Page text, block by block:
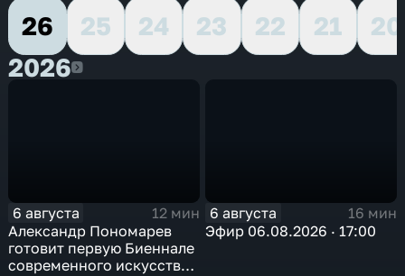
26
25 24 23 22 21
20
20262026
6 августа
12 мин
Александр Пономарев
готовит первую Биеннале
современного искусства
6 августа
16 мин
Эфир 06.08.2026 · 17:00